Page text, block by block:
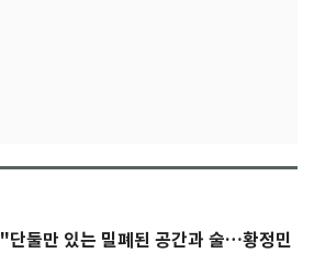
"단둘만 있는 밀폐된 공간과 술…황정민